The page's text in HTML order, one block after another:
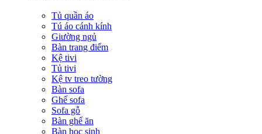
Tủ quần áo
Tú áo cánh kính
Giường ngủ
Bàn trang điểm
Kệ tivi
Tủ tivi
Kệ tv treo tường
Bàn sofa
Ghế sofa
Sofa gỗ
Bàn ghế ăn
Bàn học sinh